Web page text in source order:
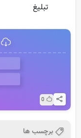
تبلیغ
0
برچسب ها